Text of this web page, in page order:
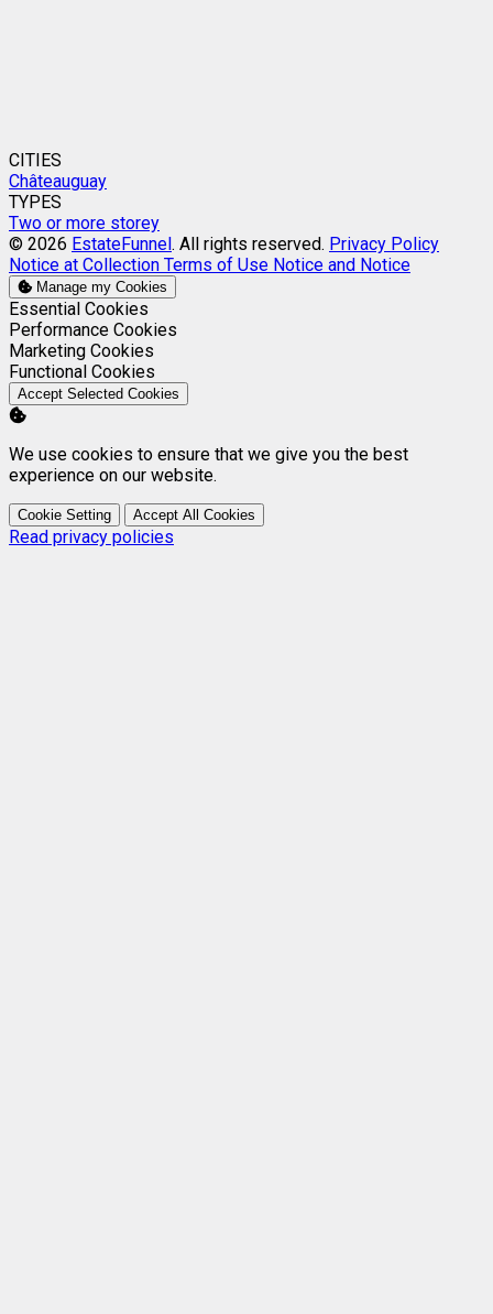
CITIES
Châteauguay
TYPES
Two or more storey
© 2026 EstateFunnel. All rights reserved. Privacy Policy
Notice at Collection Terms of Use Notice and Notice
Manage my Cookies
Enable
Essential Cookies
Enable
Performance Cookies
Enable
Marketing Cookies
Enable
Functional Cookies
Accept Selected Cookies
We use cookies to ensure that we give you the best
experience on our website.
Cookie Setting Accept All Cookies
Read privacy policies